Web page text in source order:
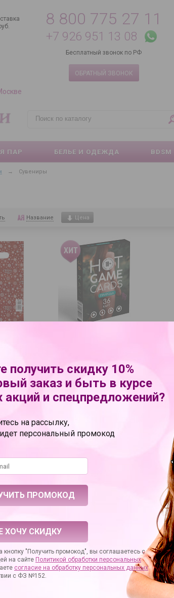
8 800 775 27 11
+7 926 951 13 08
Бесплатный звонок по РФ
ОБРАТНЫЙ ЗВОНОК
ПАР БЕЛЬЕ И ОДЕЖДА BDSM
→ Сувениры
Название Цена
В 1 КЛИК В КОРЗИНУ КУПИТЬ В 1 КЛИК
ХИТЫ
плаг на
9 - 24
Телесный анально-
вагинальный
фаллоимитатор Double
Penetrator - 19,5 см.
получить скидку 10%
заказ и быть в курсе
акций и спецпредложений?
на рассылку,
персональный промокод
ХОЧУ СКИДКУ
кнопку "Получить промокод", вы соглашаетесь с
на сайте Политикой обработки персональных
согласие на обработку персональных данных
с ФЗ №152.